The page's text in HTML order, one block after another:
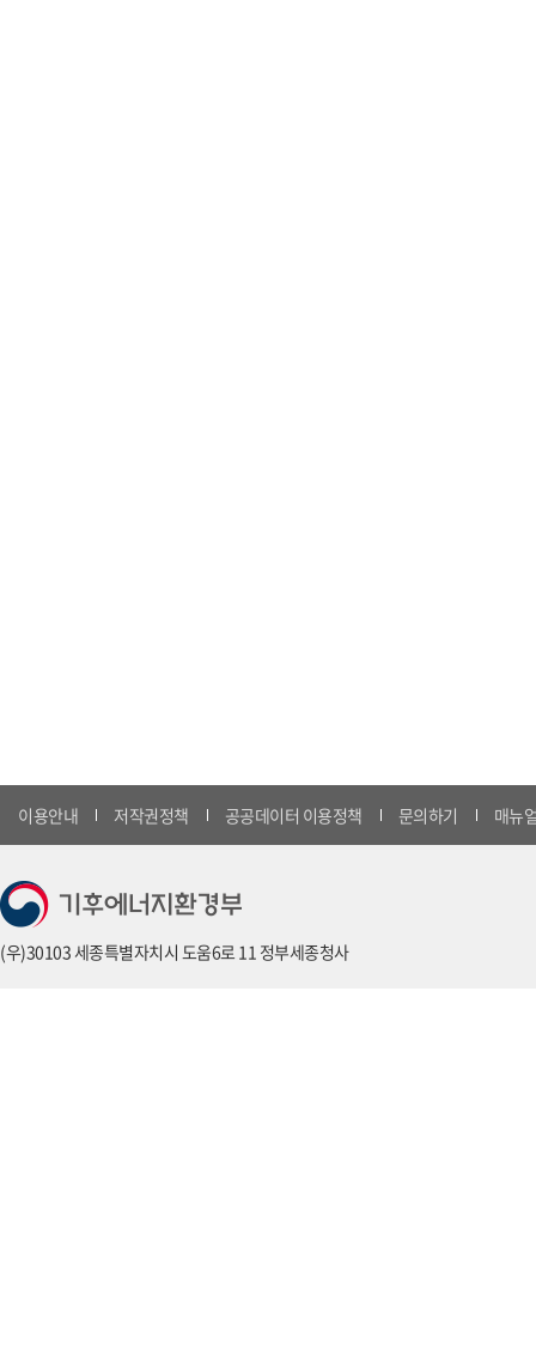
이용안내 저작권정책 공공데이터 이용정책 문의하기 매뉴
(우)30103 세종특별자치시 도움6로 11 정부세종청사